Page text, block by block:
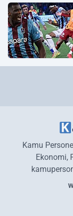
Kamu
Ekonomi,